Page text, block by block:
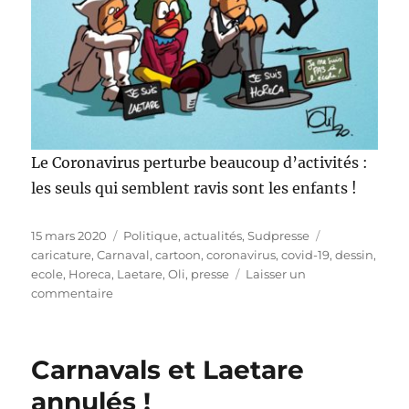
Le Coronavirus perturbe beaucoup d’activités :
les seuls qui semblent ravis sont les enfants !
Publié
le
15 mars 2020 Catégories
Politique, actualités,Sudpresse
caricature,Carnaval,cartoon,coronavirus,covid-19,dessin,
ecole, Horeca, Laetare,Oli, presse
Laisser un
commentairesur
!
Carnavals et Laetare
annulés !